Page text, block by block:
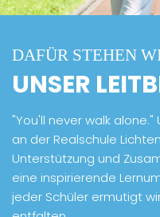
DAFÜR STEHEN
UNSER
"You'll never walk
an der Realschule
Unterstützung und
eine inspirierende
jeder Schüler ermutigt